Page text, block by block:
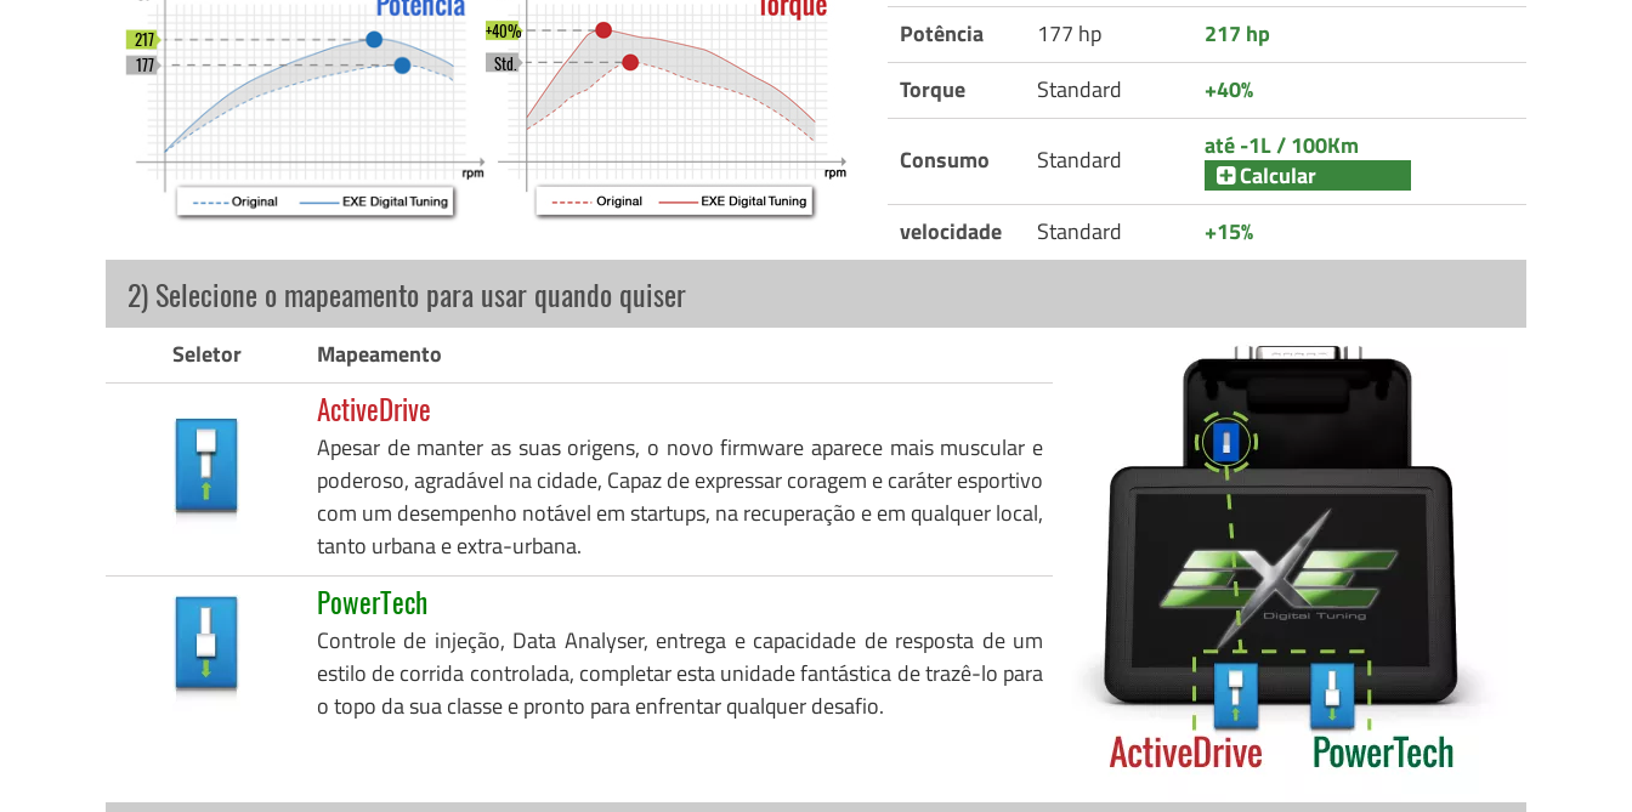
Potência 177 hp
217 hp
Torque
Standard +40%
Consumo Standard
até -1L / 100Km
Calcular
velocidade
Standard +15%
177
217
Std.
+40%
2) Selecione o mapeamento para usar quando quiser
Seletor Mapeamento
ActiveDrive
Apesar de manter as suas origens, o novo firmware aparece mais muscular e
poderoso, agradável na cidade, Capaz de expressar coragem e caráter esportivo
com um desempenho notável em startups, na recuperação e em qualquer local,
tanto urbana e extra-urbana.
PowerTech
Controle de injeção, Data Analyser, entrega e capacidade de resposta de um
estilo de corrida controlada, completar esta unidade fantástica de trazê-lo para
o topo da sua classe e pronto para enfrentar qualquer desafio.